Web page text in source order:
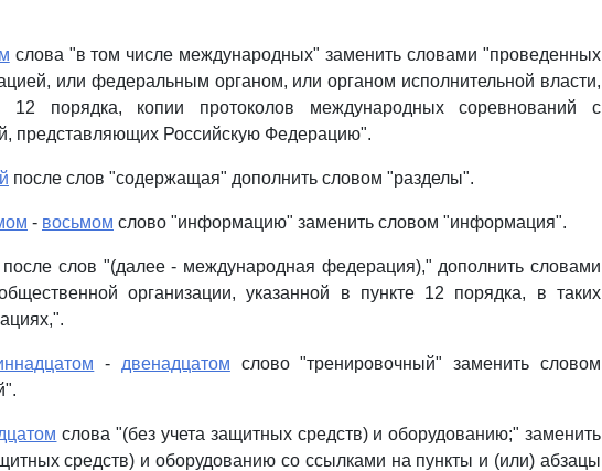
слова "в том числе международных" заменить словами "проведенных
или федеральным органом, или органом исполнительной власти,
12 порядка, копии протоколов международных соревнований с
представляющих Российскую Федерацию".
после слов "содержащая" дополнить словом "разделы".
- восьмом слово "информацию" заменить словом "информация".
после слов "(далее - международная федерация)," дополнить словами
организации, указанной в пункте 12 порядка, в таких
- двенадцатом слово "тренировочный" заменить словом
слова "(без учета защитных средств) и оборудованию;" заменить
средств) и оборудованию со ссылками на пункты и (или) абзацы